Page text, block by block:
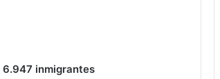
6.947 inmigrantes